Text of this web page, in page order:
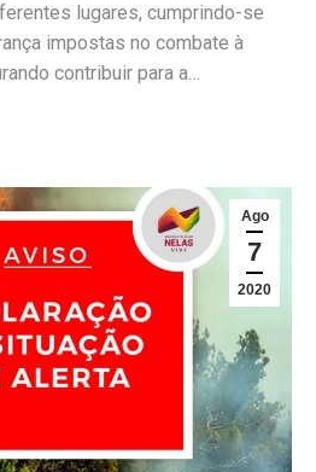
lugares, cumprindo-se
impostas no combate à
contribuir para a…
Ago
7
2020